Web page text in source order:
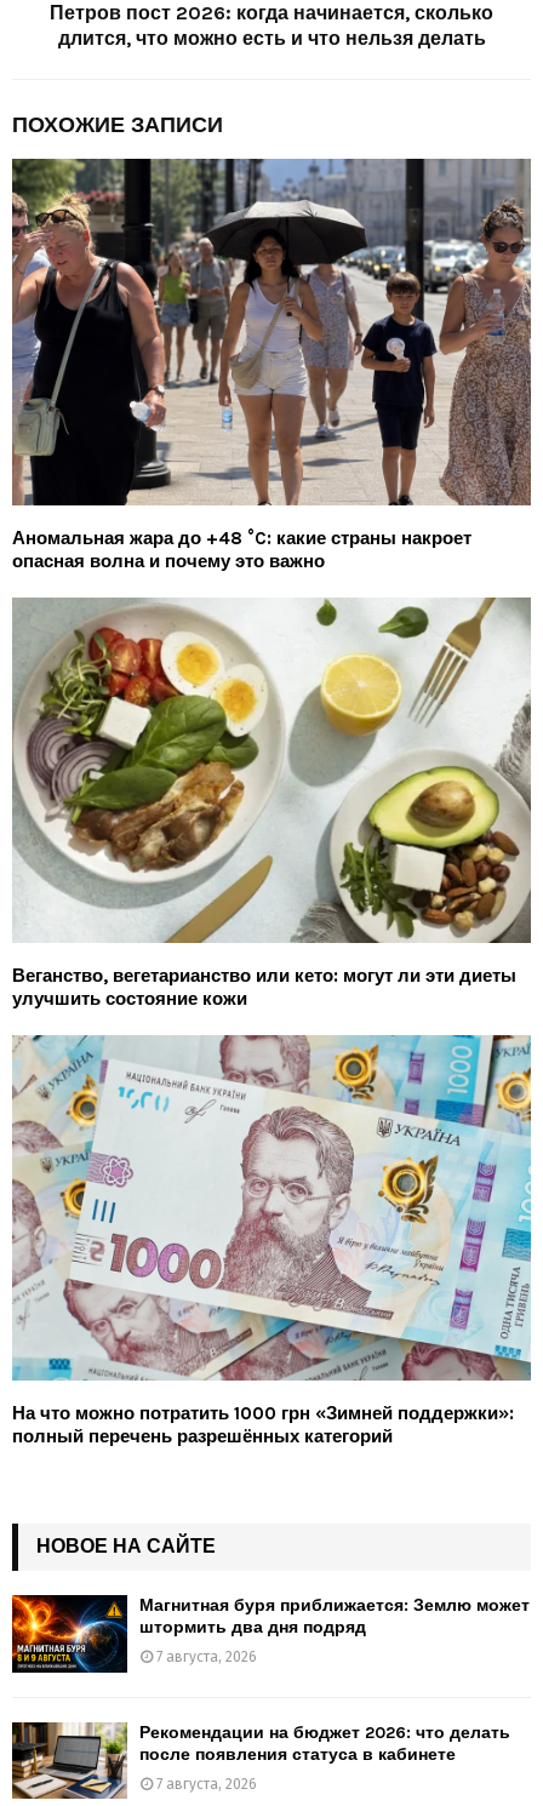
Петров пост 2026: когда начинается, сколько
длится, что можно есть и что нельзя делать
ПОХОЖИЕ ЗАПИСИ
Аномальная жара до +48 °C: какие страны накроет
опасная волна и почему это важно
Веганство, вегетарианство или кето: могут ли эти диеты
улучшить состояние кожи
На что можно потратить 1000 грн «Зимней поддержки»:
полный перечень разрешённых категорий
НОВОЕ НА САЙТЕ
Магнитная буря приближается: Землю может
штормить два дня подряд
7 августа, 2026
Рекомендации на бюджет 2026: что делать
после появления статуса в кабинете
7 августа, 2026